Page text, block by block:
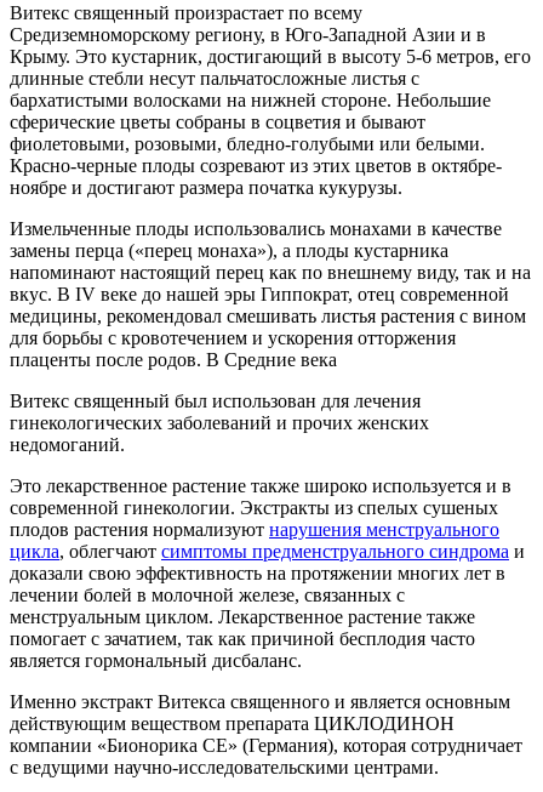
Витекс священный произрастает по всему
Средиземноморскому региону, в Юго-Западной Азии и в
Крыму. Это кустарник, достигающий в высоту 5-6 метров, его
длинные стебли несут пальчатосложные листья с
бархатистыми волосками на нижней стороне. Небольшие
сферические цветы собраны в соцветия и бывают
фиолетовыми, розовыми, бледно-голубыми или белыми.
Красно-черные плоды созревают из этих цветов в октябре-
ноябре и достигают размера початка кукурузы.
Измельченные плоды использовались монахами в качестве
замены перца («перец монаха»), а плоды кустарника
напоминают настоящий перец как по внешнему виду, так и на
вкус. В IV веке до нашей эры Гиппократ, отец современной
медицины, рекомендовал смешивать листья растения с вином
для борьбы с кровотечением и ускорения отторжения
плаценты после родов. В Средние века
Витекс священный был использован для лечения
гинекологических заболеваний и прочих женских
недомоганий.
Это лекарственное растение также широко используется и в
современной гинекологии. Экстракты из спелых сушеных
плодов растения нормализуют нарушения менструального
цикла, облегчают симптомы предменструального синдрома и
доказали свою эффективность на протяжении многих лет в
лечении болей в молочной железе, связанных с
менструальным циклом. Лекарственное растение также
помогает с зачатием, так как причиной бесплодия часто
является гормональный дисбаланс.
Именно экстракт Витекса священного и является основным
действующим веществом препарата ЦИКЛОДИНОН
компании «Бионорика СЕ» (Германия), которая сотрудничает
с ведущими научно-исследовательскими центрами.